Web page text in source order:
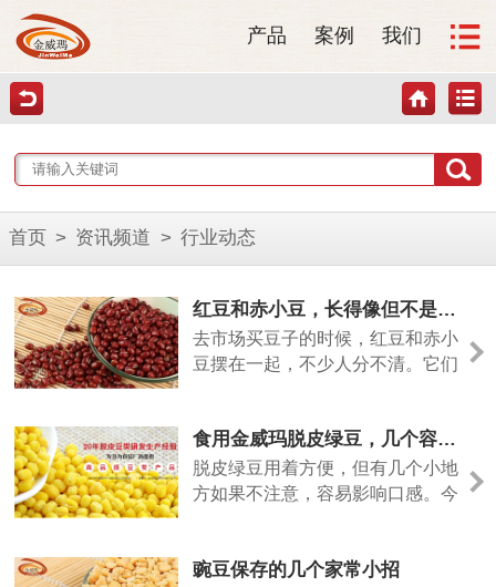
产品 案例 我们
首页 > 资讯频道 > 行业动态
红豆和赤小豆，长得像但不是一回事
去市场买豆子的时候，红豆和赤小
豆摆在一起，不少人分不清。它们
食用金威玛脱皮绿豆，几个容易忽略的小细节
脱皮绿豆用着方便，但有几个小地
方如果不注意，容易影响口感。今
豌豆保存的几个家常小招